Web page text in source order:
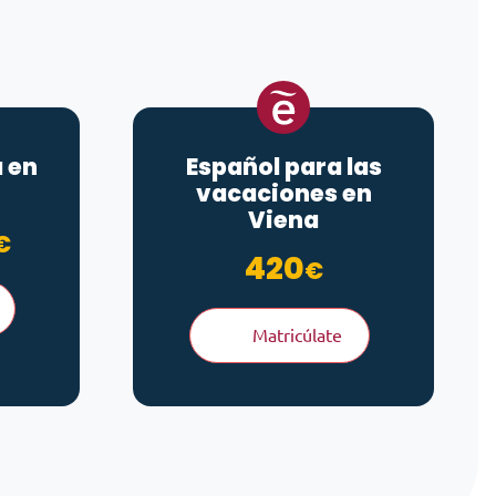
200€ hasta 280€
en
Rango de precios: desde 90€
Español para las
vacaciones en
Viena
420€
Matricúlate